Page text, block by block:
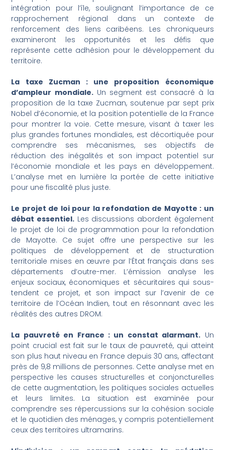
intégration pour l’île, soulignant l’importance de ce
rapprochement régional dans un contexte de
renforcement des liens caribéens. Les chroniqueurs
examineront les opportunités et les défis que
représente cette adhésion pour le développement du
territoire.
La taxe Zucman : une proposition économique
d’ampleur mondiale.Un segment est consacré à la
proposition de la taxe Zucman, soutenue par sept prix
Nobel d’économie, et la position potentielle de la France
pour montrer la voie. Cette mesure, visant à taxer les
plus grandes fortunes mondiales, est décortiquée pour
comprendre ses mécanismes, ses objectifs de
réduction des inégalités et son impact potentiel sur
l’économie mondiale et les pays en développement.
L’analyse met en lumière la portée de cette initiative
pour une fiscalité plus juste.
Le projet de loi pour la refondation de Mayotte : un
débat essentiel. Les discussions abordent également
le projet de loi de programmation pour la refondation
de Mayotte. Ce sujet offre une perspective sur les
politiques de développement et de structuration
territoriale mises en œuvre par l’État français dans ses
départements d’outre-mer. L’émission analyse les
enjeux sociaux, économiques et sécuritaires qui sous-
tendent ce projet, et son impact sur l’avenir de ce
territoire de l’Océan Indien, tout en résonnant avec les
réalités des autres DROM.
La pauvreté en France : un constat alarmant. Un
point crucial est fait sur le taux de pauvreté, qui atteint
son plus haut niveau en France depuis 30 ans, affectant
près de 9,8 millions de personnes. Cette analyse met en
perspective les causes structurelles et conjoncturelles
de cette augmentation, les politiques sociales actuelles
et leurs limites. La situation est examinée pour
comprendre ses répercussions sur la cohésion sociale
et le quotidien des ménages, y compris potentiellement
ceux des territoires ultramarins.